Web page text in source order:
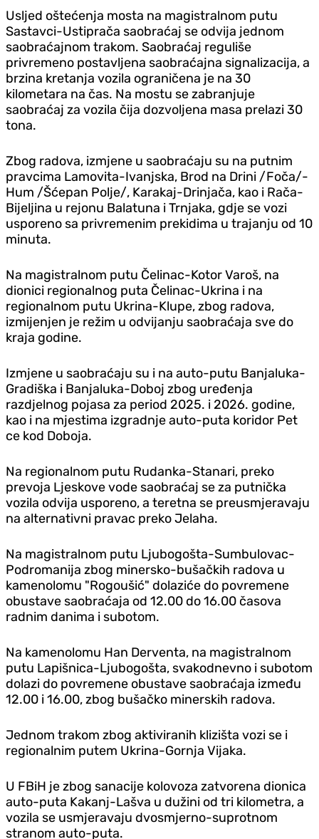
Usljed oštećenja mosta na magistralnom putu
Sastavci-Ustiprača saobraćaj se odvija jednom
saobraćajnom trakom. Saobraćaj reguliše
privremeno postavljena saobraćajna signalizacija, a
brzina kretanja vozila ograničena je na 30
kilometara na čas. Na mostu se zabranjuje
saobraćaj za vozila čija dozvoljena masa prelazi 30
tona.
Zbog radova, izmjene u saobraćaju su na putnim
pravcima Lamovita-Ivanjska, Brod na Drini /Foča/-
Hum /Šćepan Polje/, Karakaj-Drinjača, kao i Rača-
Bijeljina u rejonu Balatuna i Trnjaka, gd‌je se vozi
usporeno sa privremenim prekidima u trajanju od 10
minuta.
Na magistralnom putu Čelinac-Kotor Varoš, na
dionici regionalnog puta Čelinac-Ukrina i na
regionalnom putu Ukrina-Klupe, zbog radova,
izmijenjen je režim u odvijanju saobraćaja sve do
kraja godine.
Izmjene u saobraćaju su i na auto-putu Banjaluka-
Gradiška i Banjaluka-Doboj zbog uređenja
razd‌jelnog pojasa za period 2025. i 2026. godine,
kao i na mjestima izgradnje auto-puta koridor Pet
ce kod Doboja.
Na regionalnom putu Rudanka-Stanari, preko
prevoja Ljeskove vode saobraćaj se za putnička
vozila odvija usporeno, a teretna se preusmjeravaju
na alternativni pravac preko Jelaha.
Na magistralnom putu Ljubogošta-Sumbulovac-
Podromanija zbog minersko-bušačkih radova u
kamenolomu "Rogoušić" dolaziće do povremene
obustave saobraćaja od 12.00 do 16.00 časova
radnim danima i subotom.
Na kamenolomu Han Derventa, na magistralnom
putu Lapišnica-Ljubogošta, svakodnevno i subotom
dolazi do povremene obustave saobraćaja između
12.00 i 16.00, zbog bušačko minerskih radova.
Jednom trakom zbog aktiviranih klizišta vozi se i
regionalnim putem Ukrina-Gornja Vijaka.
U FBiH je zbog sanacije kolovoza zatvorena dionica
auto-puta Kakanj-Lašva u dužini od tri kilometra, a
vozila se usmjeravaju dvosmjerno-suprotnom
stranom auto-puta.